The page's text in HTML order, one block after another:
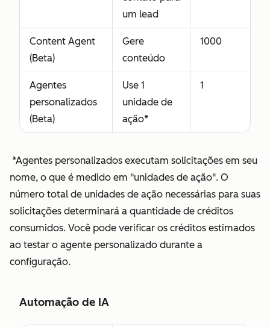
um lead
Content Agent
(Beta)
Gere
conteúdo
1000
Agentes
personalizados
(Beta)
Use 1
unidade de
ação*
1
*Agentes personalizados executam solicitações em seu
nome, o que é medido em "unidades de ação". O
número total de unidades de ação necessárias para suas
solicitações determinará a quantidade de créditos
consumidos. Você pode verificar os créditos estimados
ao testar o agente personalizado durante a
configuração.
Automação de IA